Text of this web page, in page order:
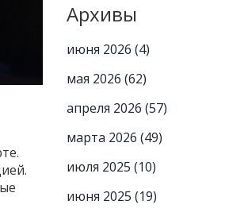
Архивы
июня 2026 (4)
мая 2026 (62)
апреля 2026 (57)
марта 2026 (49)
июля 2025 (10)
июня 2025 (19)